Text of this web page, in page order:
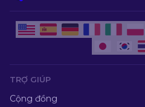
TRỢ GIÚP
Cộng đồng